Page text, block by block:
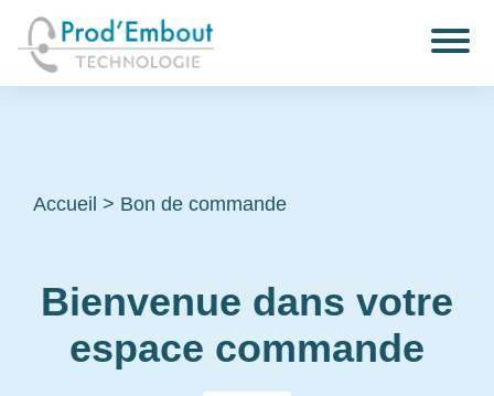
Accueil > Bon de commande
Bienvenue dans votre
espace commande